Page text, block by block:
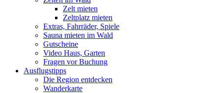
Zelt mieten
Zeltplatz mieten
Extras, Fahrräder, Spiele
Sauna mieten im Wald
Gutscheine
Video Haus, Garten
Fragen vor Buchung
Ausflugstipps
Die Region entdecken
Wanderkarte